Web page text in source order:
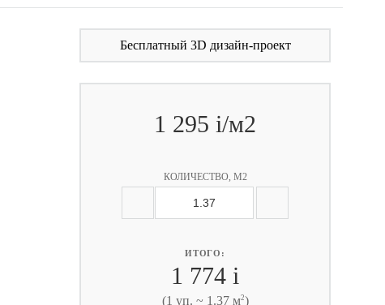
Бесплатный 3D дизайн-проект
1 295 i/м2
КОЛИЧЕСТВО, М2
ИТОГО:
1 774 i
(1 уп. ~ 1.37 м2)